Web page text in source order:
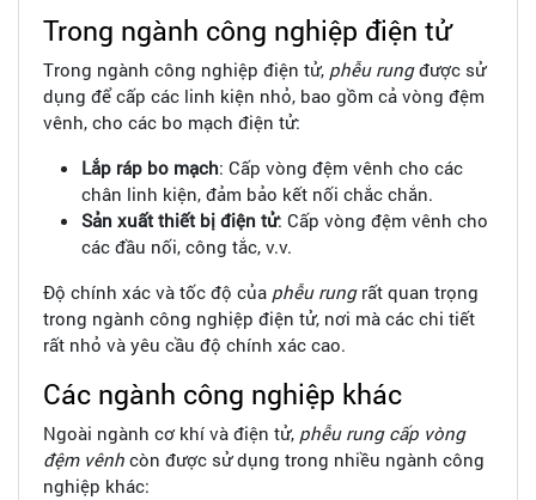
Trong ngành công nghiệp điện tử
Trong ngành công nghiệp điện tử, phễu rungđược sử
dụng để cấp các linh kiện nhỏ, bao gồm cả vòng đệm
vênh, cho các bo mạch điện tử:
Lắp ráp bo mạch: Cấp vòng đệm vênh cho các
chân linh kiện, đảm bảo kết nối chắc chắn.
Sản xuất thiết bị điện tử: Cấp vòng đệm vênh cho
các đầu nối, công tắc, v.v.
Độ chính xác và tốc độ của phễu rungrất quan trọng
trong ngành công nghiệp điện tử, nơi mà các chi tiết
rất nhỏ và yêu cầu độ chính xác cao.
Các ngành công nghiệp khác
Ngoài ngành cơ khí và điện tử, phễu rung cấp vòng
đệm vênh còn được sử dụng trong nhiều ngành công
nghiệp khác: